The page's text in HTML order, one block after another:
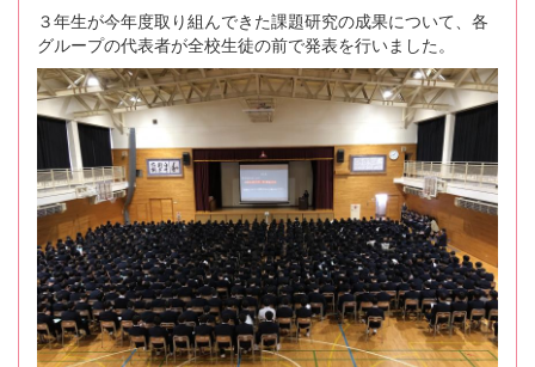
３年生が今年度取り組んできた課題研究の成果について、各
グループの代表者が全校生徒の前で発表を行いました。